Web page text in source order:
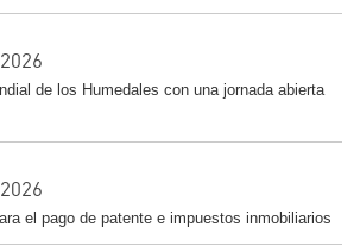
de los Humedales con una jornada abierta
el pago de patente e impuestos inmobiliarios